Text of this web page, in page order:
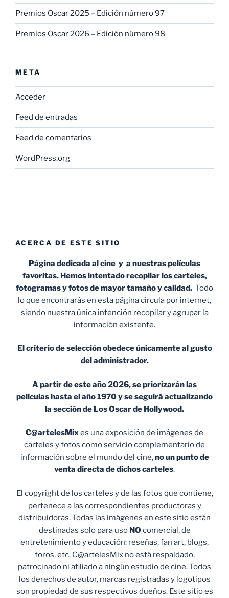
Premios Oscar 2025 – Edición número 97
Premios Oscar 2026 – Edición número 98
META
Acceder
Feed de entradas
Feed de comentarios
WordPress.org
ACERCA DE ESTE SITIO
Página dedicada al cine y a nuestras películas
favoritas. Hemos intentado recopilar los carteles,
fotogramas y fotos de mayor tamaño y calidad. Todo
lo que encontrarás en esta página circula por internet,
siendo nuestra única intención recopilar y agrupar la
información existente.
El criterio de selección obedece únicamente al gusto
del administrador.
A partir de este año 2026, se priorizarán las
películas hasta el año 1970 y se seguirá actualizando
la sección de Los Oscar de Hollywood.
C@artelesMixes una exposición de imágenes de
carteles y fotos como servicio complementario de
información sobre el mundo del cine,no un punto de
venta directa de dichos carteles.
El copyright de los carteles y de las fotos que contiene,
pertenece a las correspondientes productoras y
distribuidoras. Todas las imágenes en este sitio están
destinadas solo para uso NO comercial, de
entretenimiento y educación: reseñas, fan art, blogs,
foros, etc. C@artelesMix no está respaldado,
patrocinado ni afiliado a ningún estudio de cine. Todos
los derechos de autor, marcas registradas y logotipos
son propiedad de sus respectivos dueños. Este sitio es